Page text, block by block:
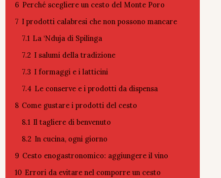
6 Perché scegliere un cesto del Monte Poro
7 I prodotti calabresi che non possono mancare
7.1 La ‘Nduja di Spilinga
7.2 I salumi della tradizione
7.3 I formaggi e i latticini
7.4 Le conserve e i prodotti da dispensa
8 Come gustare i prodotti del cesto
8.1 Il tagliere di benvenuto
8.2 In cucina, ogni giorno
9 Cesto enogastronomico: aggiungere il vino
10 Errori da evitare nel comporre un cesto